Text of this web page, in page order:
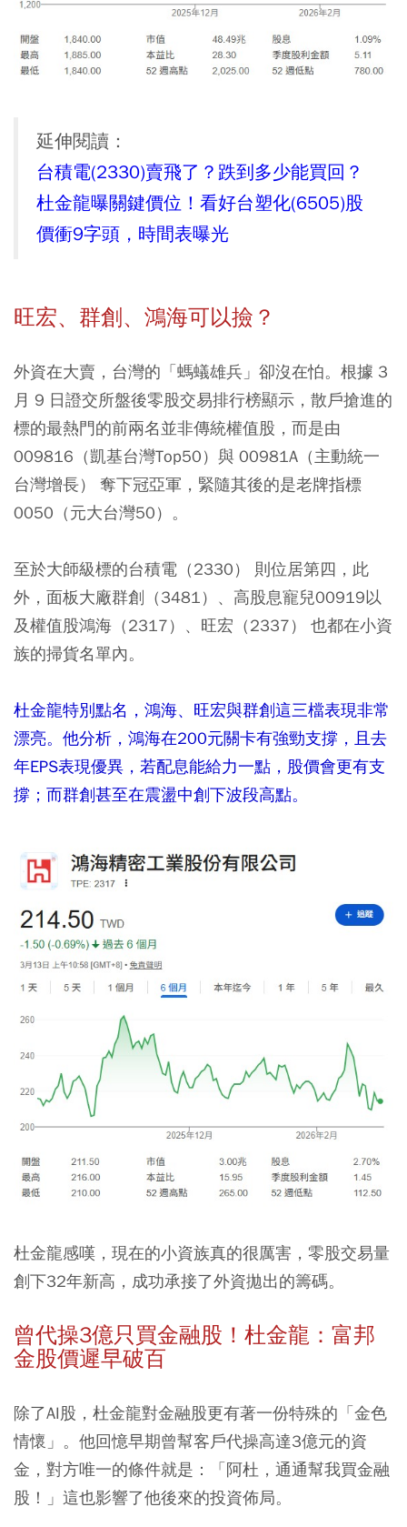
延伸閱讀：
台積電(2330)賣飛了？跌到多少能買回？
杜金龍曝關鍵價位！看好台塑化(6505)股
價衝9字頭，時間表曝光
旺宏、群創、鴻海可以撿？
外資在大賣，台灣的「螞蟻雄兵」卻沒在怕。根據 3
月 9 日證交所盤後零股交易排行榜顯示，散戶搶進的
標的最熱門的前兩名並非傳統權值股，而是由
009816（凱基台灣Top50）與 00981A（主動統一
台灣增長） 奪下冠亞軍，緊隨其後的是老牌指標
0050（元大台灣50）。
至於大師級標的台積電（2330） 則位居第四，此
外，面板大廠群創（3481）、高股息寵兒00919以
及權值股鴻海（2317）、旺宏（2337） 也都在小資
族的掃貨名單內。
杜金龍特別點名，鴻海、旺宏與群創這三檔表現非常
漂亮。他分析，鴻海在200元關卡有強勁支撐，且去
年EPS表現優異，若配息能給力一點，股價會更有支
撐；而群創甚至在震盪中創下波段高點。
杜金龍感嘆，現在的小資族真的很厲害，零股交易量
創下32年新高，成功承接了外資拋出的籌碼。
曾代操3億只買金融股！杜金龍：富邦
金股價遲早破百
除了AI股，杜金龍對金融股更有著一份特殊的「金色
情懷」。他回憶早期曾幫客戶代操高達3億元的資
金，對方唯一的條件就是：「阿杜，通通幫我買金融
股！」這也影響了他後來的投資佈局。